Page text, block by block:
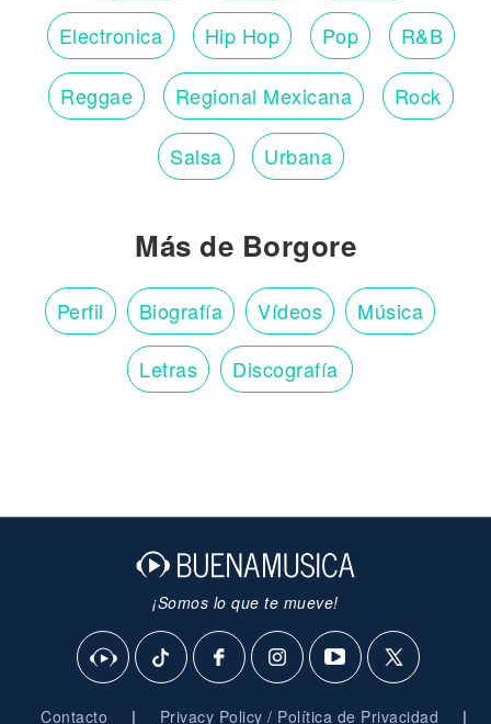
Electronica Hip Hop Pop R&B
Reggae Regional Mexicana Rock
Salsa Urbana
Más de Borgore
Perfil Biografía Vídeos Música
Letras Discografía
¡Somos lo que te mueve!
Contacto | Privacy Policy / Política de Privacidad |